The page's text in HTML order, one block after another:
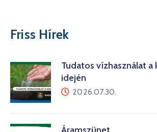
Friss Hírek
Tudatos vízhasználat a
idején
2026.07.30.